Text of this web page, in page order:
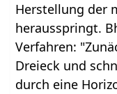
Herstellung der
herausspringt.
Verfahren:
Dreieck und
durch eine